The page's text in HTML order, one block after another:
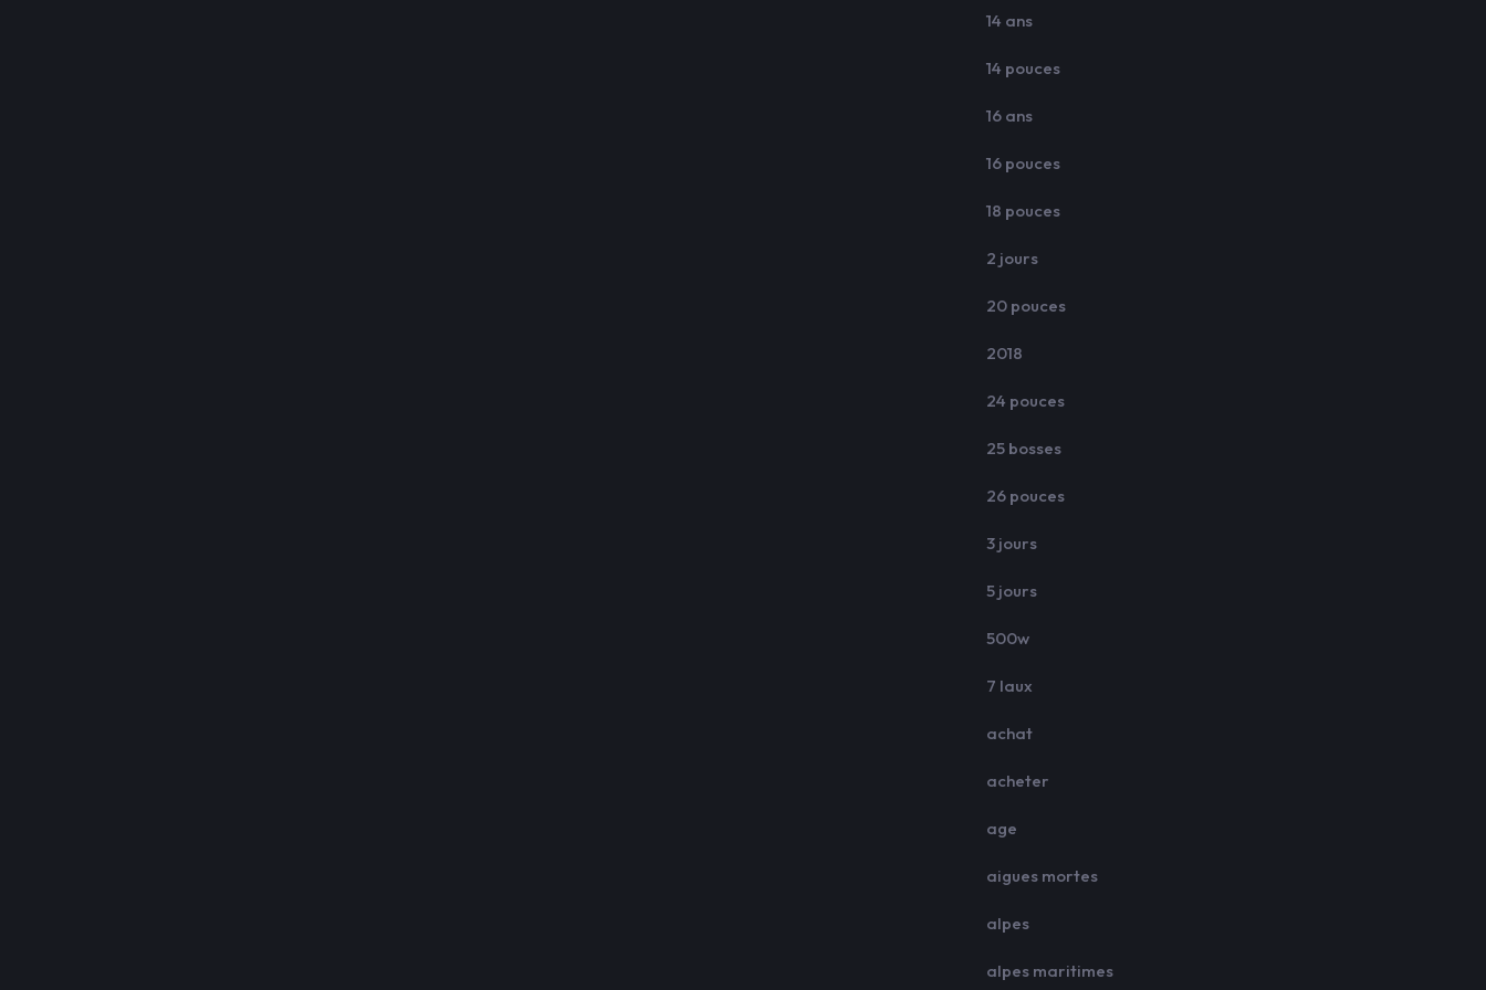
14 ans
14 pouces
16 ans
16 pouces
18 pouces
2 jours
20 pouces
2018
24 pouces
25 bosses
26 pouces
3 jours
5 jours
500w
7 laux
achat
acheter
age
aigues mortes
alpes
alpes maritimes